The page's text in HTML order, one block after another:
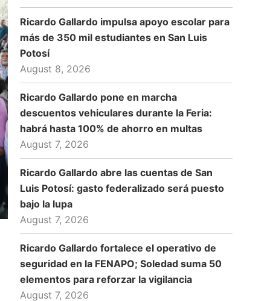
Ricardo Gallardo impulsa apoyo escolar para
más de 350 mil estudiantes en San Luis
Potosí
August 8, 2026
Ricardo Gallardo pone en marcha
descuentos vehiculares durante la Feria:
habrá hasta 100% de ahorro en multas
August 7, 2026
Ricardo Gallardo abre las cuentas de San
Luis Potosí: gasto federalizado será puesto
bajo la lupa
August 7, 2026
Ricardo Gallardo fortalece el operativo de
seguridad en la FENAPO; Soledad suma 50
elementos para reforzar la vigilancia
August 7, 2026